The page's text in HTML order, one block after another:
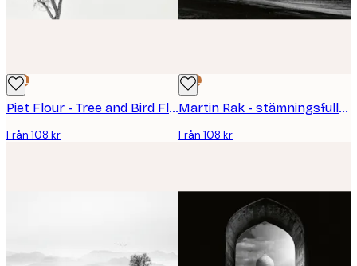
DEAL
Piet Flour - Tree and Bird Flight Poster
Från 108 kr
DEAL
Martin Rak - stämningsfull strandvy Poster
Från 108 kr